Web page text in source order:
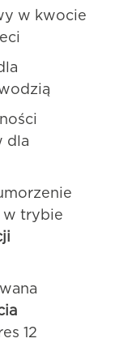
w kwocie
dla
w trybie
12